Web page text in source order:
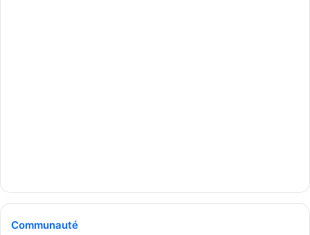
Communauté